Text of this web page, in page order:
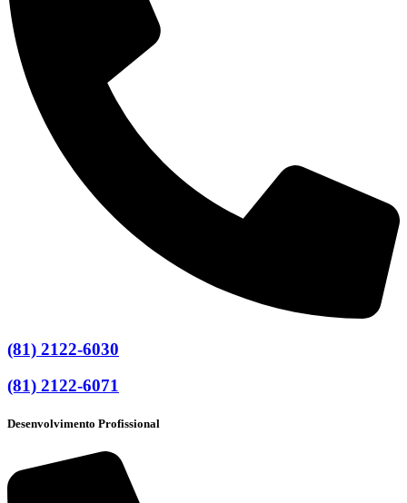
(81) 2122-6030
(81) 2122-6071
Desenvolvimento Profissional